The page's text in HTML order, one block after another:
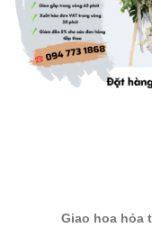
Giao hoa hỏa